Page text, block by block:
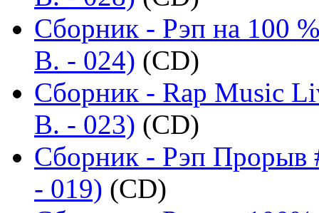
Сборник - Рэп на 100
B. - 024) (CD)
Сборник - Rap Music
B. - 023) (CD)
Сборник - Рэп Прорыв
- 019) (CD)